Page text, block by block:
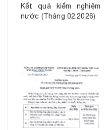
Kết quả kiểm nghiệm
nước (Tháng 02.2026)